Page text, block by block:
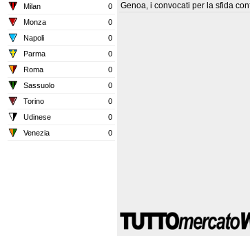
Milan
0
Monza
0
Napoli
0
Parma
0
Roma
0
Sassuolo
0
Torino
0
Udinese
0
Venezia
0
Genoa, i convocati per la sfida